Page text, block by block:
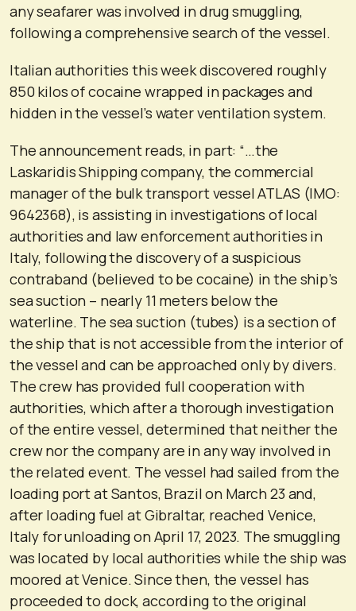
any seafarer was involved in drug smuggling,
following a comprehensive search of the vessel.
Italian authorities this week discovered roughly
850 kilos of cocaine wrapped in packages and
hidden in the vessel’s water ventilation system.
The announcement reads, in part: “…the
Laskaridis Shipping company, the commercial
manager of the bulk transport vessel ATLAS (IMO:
9642368), is assisting in investigations of local
authorities and law enforcement authorities in
Italy, following the discovery of a suspicious
contraband (believed to be cocaine) in the ship’s
sea suction – nearly 11 meters below the
waterline. The sea suction (tubes) is a section of
the ship that is not accessible from the interior of
the vessel and can be approached only by divers.
The crew has provided full cooperation with
authorities, which after a thorough investigation
of the entire vessel, determined that neither the
crew nor the company are in any way involved in
the related event. The vessel had sailed from the
loading port at Santos, Brazil on March 23 and,
after loading fuel at Gibraltar, reached Venice,
Italy for unloading on April 17, 2023. The smuggling
was located by local authorities while the ship was
moored at Venice. Since then, the vessel has
proceeded to dock, according to the original